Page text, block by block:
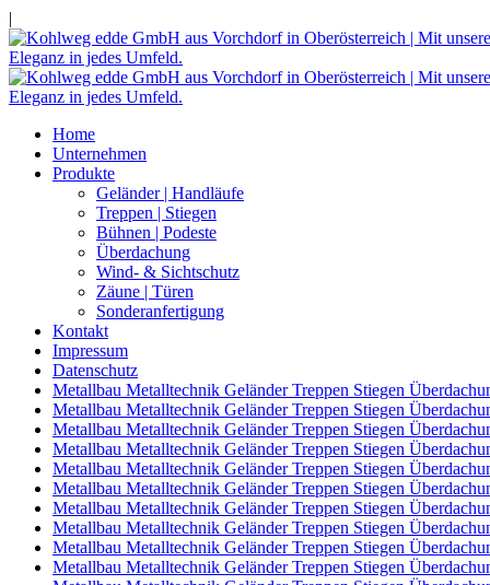
|
Home
Unternehmen
Produkte
Geländer | Handläufe
Treppen | Stiegen
Bühnen | Podeste
Überdachung
Wind- & Sichtschutz
Zäune | Türen
Sonderanfertigung
Kontakt
Impressum
Datenschutz
Metallbau Metalltechnik Geländer Treppen Stiegen
Metallbau Metalltechnik Geländer Treppen Stiegen
Metallbau Metalltechnik Geländer Treppen Stiegen
Metallbau Metalltechnik Geländer Treppen Stiegen
Metallbau Metalltechnik Geländer Treppen Stiegen
Metallbau Metalltechnik Geländer Treppen Stiegen
Metallbau Metalltechnik Geländer Treppen Stiegen
Metallbau Metalltechnik Geländer Treppen Stiegen
Metallbau Metalltechnik Geländer Treppen Stiegen
Metallbau Metalltechnik Geländer Treppen Stiegen